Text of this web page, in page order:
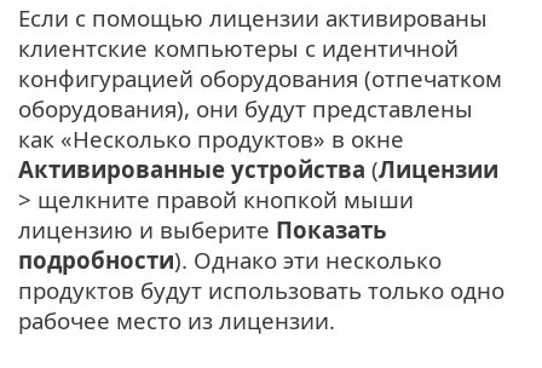
Если с помощью лицензии активированы
клиентские компьютеры с идентичной
конфигурацией оборудования (отпечатком
оборудования), они будут представлены
как «Несколько продуктов» в окне
Активированные устройства (Лицензии
> щелкните правой кнопкой мыши
лицензию и выберите Показать
подробности). Однако эти несколько
продуктов будут использовать только одно
рабочее место из лицензии.